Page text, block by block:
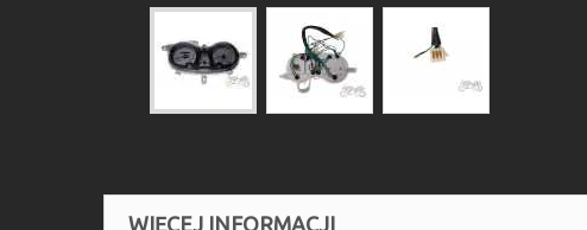
WIĘCEJ INFORMACJI